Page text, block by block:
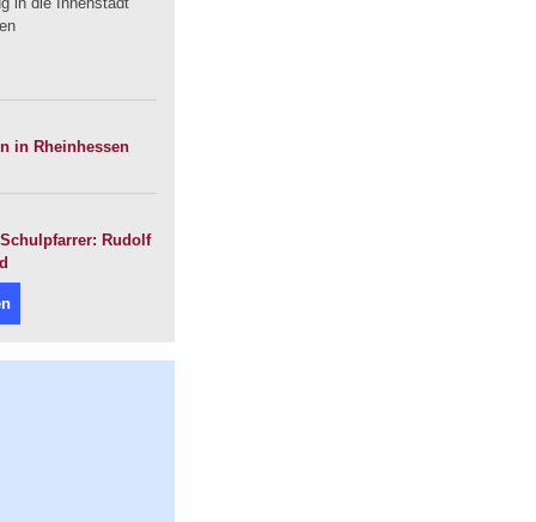
in Rheinhessen
Rudolf